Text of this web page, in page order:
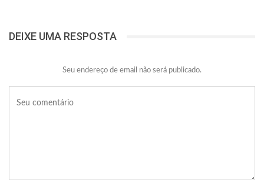
DEIXE UMA RESPOSTA
Seu endereço de email não será publicado.